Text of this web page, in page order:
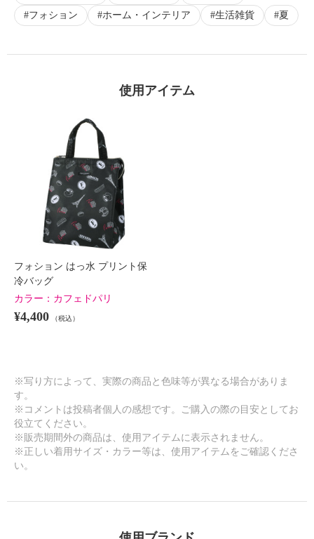
フォション
ホーム・インテリア 生活雑貨 夏
使用アイテム
フォション はっ水 プリント保
冷バッグ
カラー： カフェドパリ
¥4,400 （税込）
※写り方によって、実際の商品と色味等が異なる場合がありま
す。
※コメントは投稿者個人の感想です。ご購入の際の目安としてお
役立てください。
※販売期間外の商品は、使用アイテムに表示されません。
※正しい着用サイズ・カラー等は、使用アイテムをご確認くださ
い。